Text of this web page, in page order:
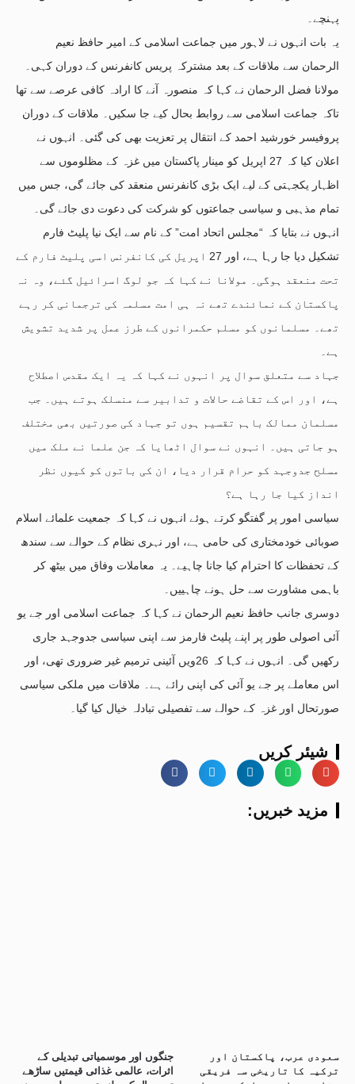
پہنچے۔
یہ بات انہوں نے لاہور میں جماعت اسلامی کے امیر حافظ نعیم
الرحمان سے ملاقات کے بعد مشترکہ پریس کانفرنس کے دوران کہی۔
مولانا فضل الرحمان نے کہا کہ منصورہ آنے کا ارادہ کافی عرصے سے تھا
تاکہ جماعت اسلامی سے روابط بحال کیے جا سکیں۔ ملاقات کے دوران
پروفیسر خورشید احمد کے انتقال پر تعزیت بھی کی گئی۔ انہوں نے
اعلان کیا کہ 27 اپریل کو مینار پاکستان میں غزہ کے مظلوموں سے
اظہار یکجہتی کے لیے ایک بڑی کانفرنس منعقد کی جائے گی، جس میں
تمام مذہبی و سیاسی جماعتوں کو شرکت کی دعوت دی جائے گی۔
انہوں نے بتایا کہ “مجلس اتحاد امت” کے نام سے ایک نیا پلیٹ فارم
تشکیل دیا جا رہا ہے، اور 27 اپریل کی کانفرنس اسی پلیٹ فارم کے
تحت منعقد ہوگی۔ مولانا نے کہا کہ جو لوگ اسرائیل گئے، وہ نہ
پاکستان کے نمائندے تھے نہ ہی امت مسلمہ کی ترجمانی کر رہے
تھے۔ مسلمانوں کو مسلم حکمرانوں کے طرز عمل پر شدید تشویش
ہے۔
جہاد سے متعلق سوال پر انہوں نے کہا کہ یہ ایک مقدس اصطلاح
ہے، اور اس کے تقاضے حالات و تدابیر سے منسلک ہوتے ہیں۔ جب
مسلمان ممالک باہم تقسیم ہوں تو جہاد کی صورتیں بھی مختلف
ہو جاتی ہیں۔ انہوں نے سوال اٹھایا کہ جن علما نے ملک میں
مسلح جدوجہد کو حرام قرار دیا، ان کی باتوں کو کیوں نظر
انداز کیا جا رہا ہے؟
سیاسی امور پر گفتگو کرتے ہوئے انہوں نے کہا کہ جمعیت علمائے اسلام
صوبائی خودمختاری کی حامی ہے، اور نہری نظام کے حوالے سے سندھ
کے تحفظات کا احترام کیا جانا چاہیے۔ یہ معاملات وفاق میں بیٹھ کر
باہمی مشاورت سے حل ہونے چاہییں۔
دوسری جانب حافظ نعیم الرحمان نے کہا کہ جماعت اسلامی اور جے یو
آئی اصولی طور پر اپنے پلیٹ فارمز سے اپنی سیاسی جدوجہد جاری
رکھیں گی۔ انہوں نے کہا کہ 26ویں آئینی ترمیم غیر ضروری تھی، اور
اس معاملے پر جے یو آئی کی اپنی رائے ہے۔ ملاقات میں ملکی سیاسی
صورتحال اور غزہ کے حوالے سے تفصیلی تبادلہ خیال کیا گیا۔
شیئر کریں
:مزید خبریں
جنگوں اور موسمیاتی تبدیلی کے
اثرات، عالمی غذائی قیمتیں ساڑھے
سعودی عرب، پاکستان اور
ترکیہ کا تاریخی سہ فریقی